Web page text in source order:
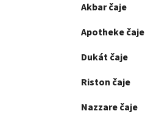
Akbar čaje
Apotheke čaje
Dukát čaje
Riston čaje
Nazzare čaje